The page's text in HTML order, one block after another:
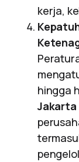
kerja,
hingga
Jakarta